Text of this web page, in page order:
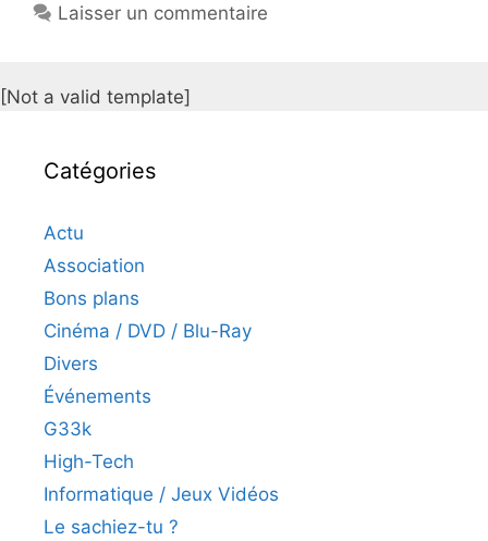
Laisser un commentaire
[Not a valid template]
Catégories
Actu
Association
Bons plans
Cinéma / DVD / Blu-Ray
Divers
Événements
G33k
High-Tech
Informatique / Jeux Vidéos
Le sachiez-tu ?